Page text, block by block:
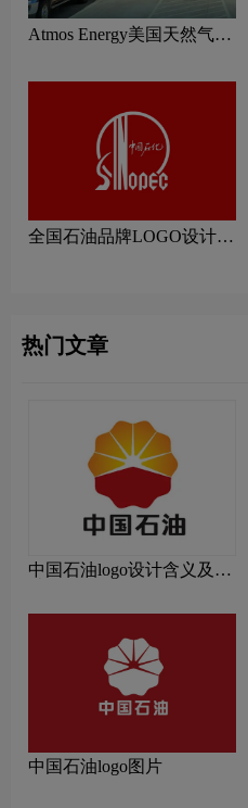
Atmos Energy美国天然气公
理念
全国石油品牌LOGO设计含
热门文章
中国石油logo设计含义及设
中国石油logo图片